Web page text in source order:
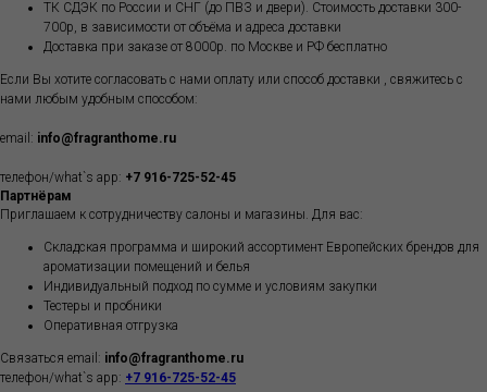
ТК СДЭК по России и СНГ (до ПВЗ и двери). Стоимость доставки 300-
700р, в зависимости от объёма и адреса доставки
Доставка при заказе от 8000р. по Москве и РФ бесплатно
Если Вы хотите согласовать с нами оплату или способ доставки , свяжитесь с
нами любым удобным способом:
email: info@fragranthome.ru
телефон/what`s app: +7 916-725-52-45
Партнёрам
Приглашаем к сотрудничеству салоны и магазины. Для вас:
Складская программа и широкий ассортимент Европейских брендов для
ароматизации помещений и белья
Индивидуальный подход по сумме и условиям закупки
Тестеры и пробники
Оперативная отгрузка
Связаться email: info@fragranthome.ru
телефон/what`s app: +7 916-725-52-45